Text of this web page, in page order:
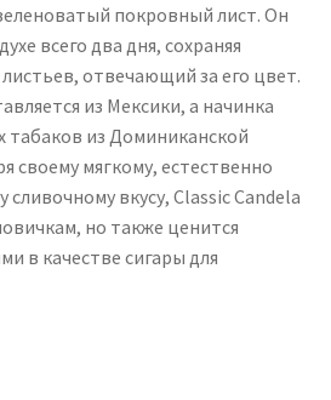
покровный лист. Он
всего два дня, сохраняя
отвечающий за его цвет.
из Мексики, а начинка
табаков из Доминиканской
своему мягкому, естественно
вкусу, Classic Candela
но также ценится
в качестве сигары для